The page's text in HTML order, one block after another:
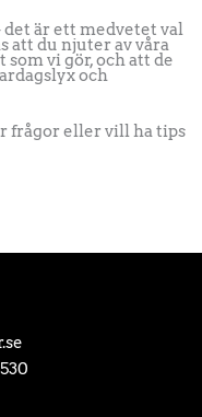
är ett medvetet val
att du njuter av våra
vi gör, och att de
och
frågor eller vill ha tips